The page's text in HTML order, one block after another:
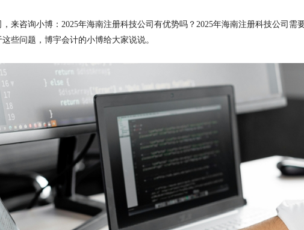
来咨询小博： 2025年海南注册科技公司有优势吗？2025年海南注册科技公司需
些问题，博宇会计的小博给大家说说。